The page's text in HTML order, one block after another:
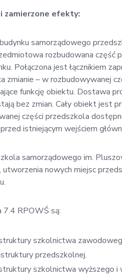
zamierzone efekty:
samorządowego
rozbudowana część
Połączona jest łącznikiem
zmianie – w rozbudowywanej
funkcję obiektu. Dostawa
bez zmian. Cały obiekt jest
części przedszkola
istniejącym wejściem
samorządowego im.
utworzenia nowych miejsc
7.4 RPOWŚ są:
szkolnictwa
przedszkolnej.
szkolnictwa wyższego